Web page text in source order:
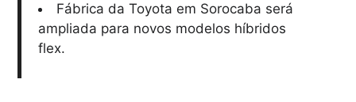
Fábrica da Toyota em Sorocaba será
ampliada para novos modelos híbridos
flex.